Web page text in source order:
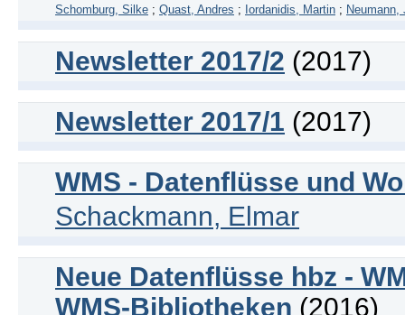
Schomburg, Silke ; Quast, Andres ; Iordanidis, Martin ; Neumann,
Newsletter 2017/2 (2017)
Newsletter 2017/1 (2017)
WMS - Datenflüsse und
Schackmann, Elmar
Neue Datenflüsse hbz -
WMS-Bibliotheken (2016)